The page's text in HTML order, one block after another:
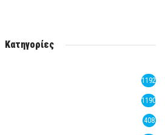
Κατηγορίες
1192
1190
408